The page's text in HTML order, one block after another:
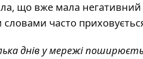
що вже мала негативний
часто
днів у мережі